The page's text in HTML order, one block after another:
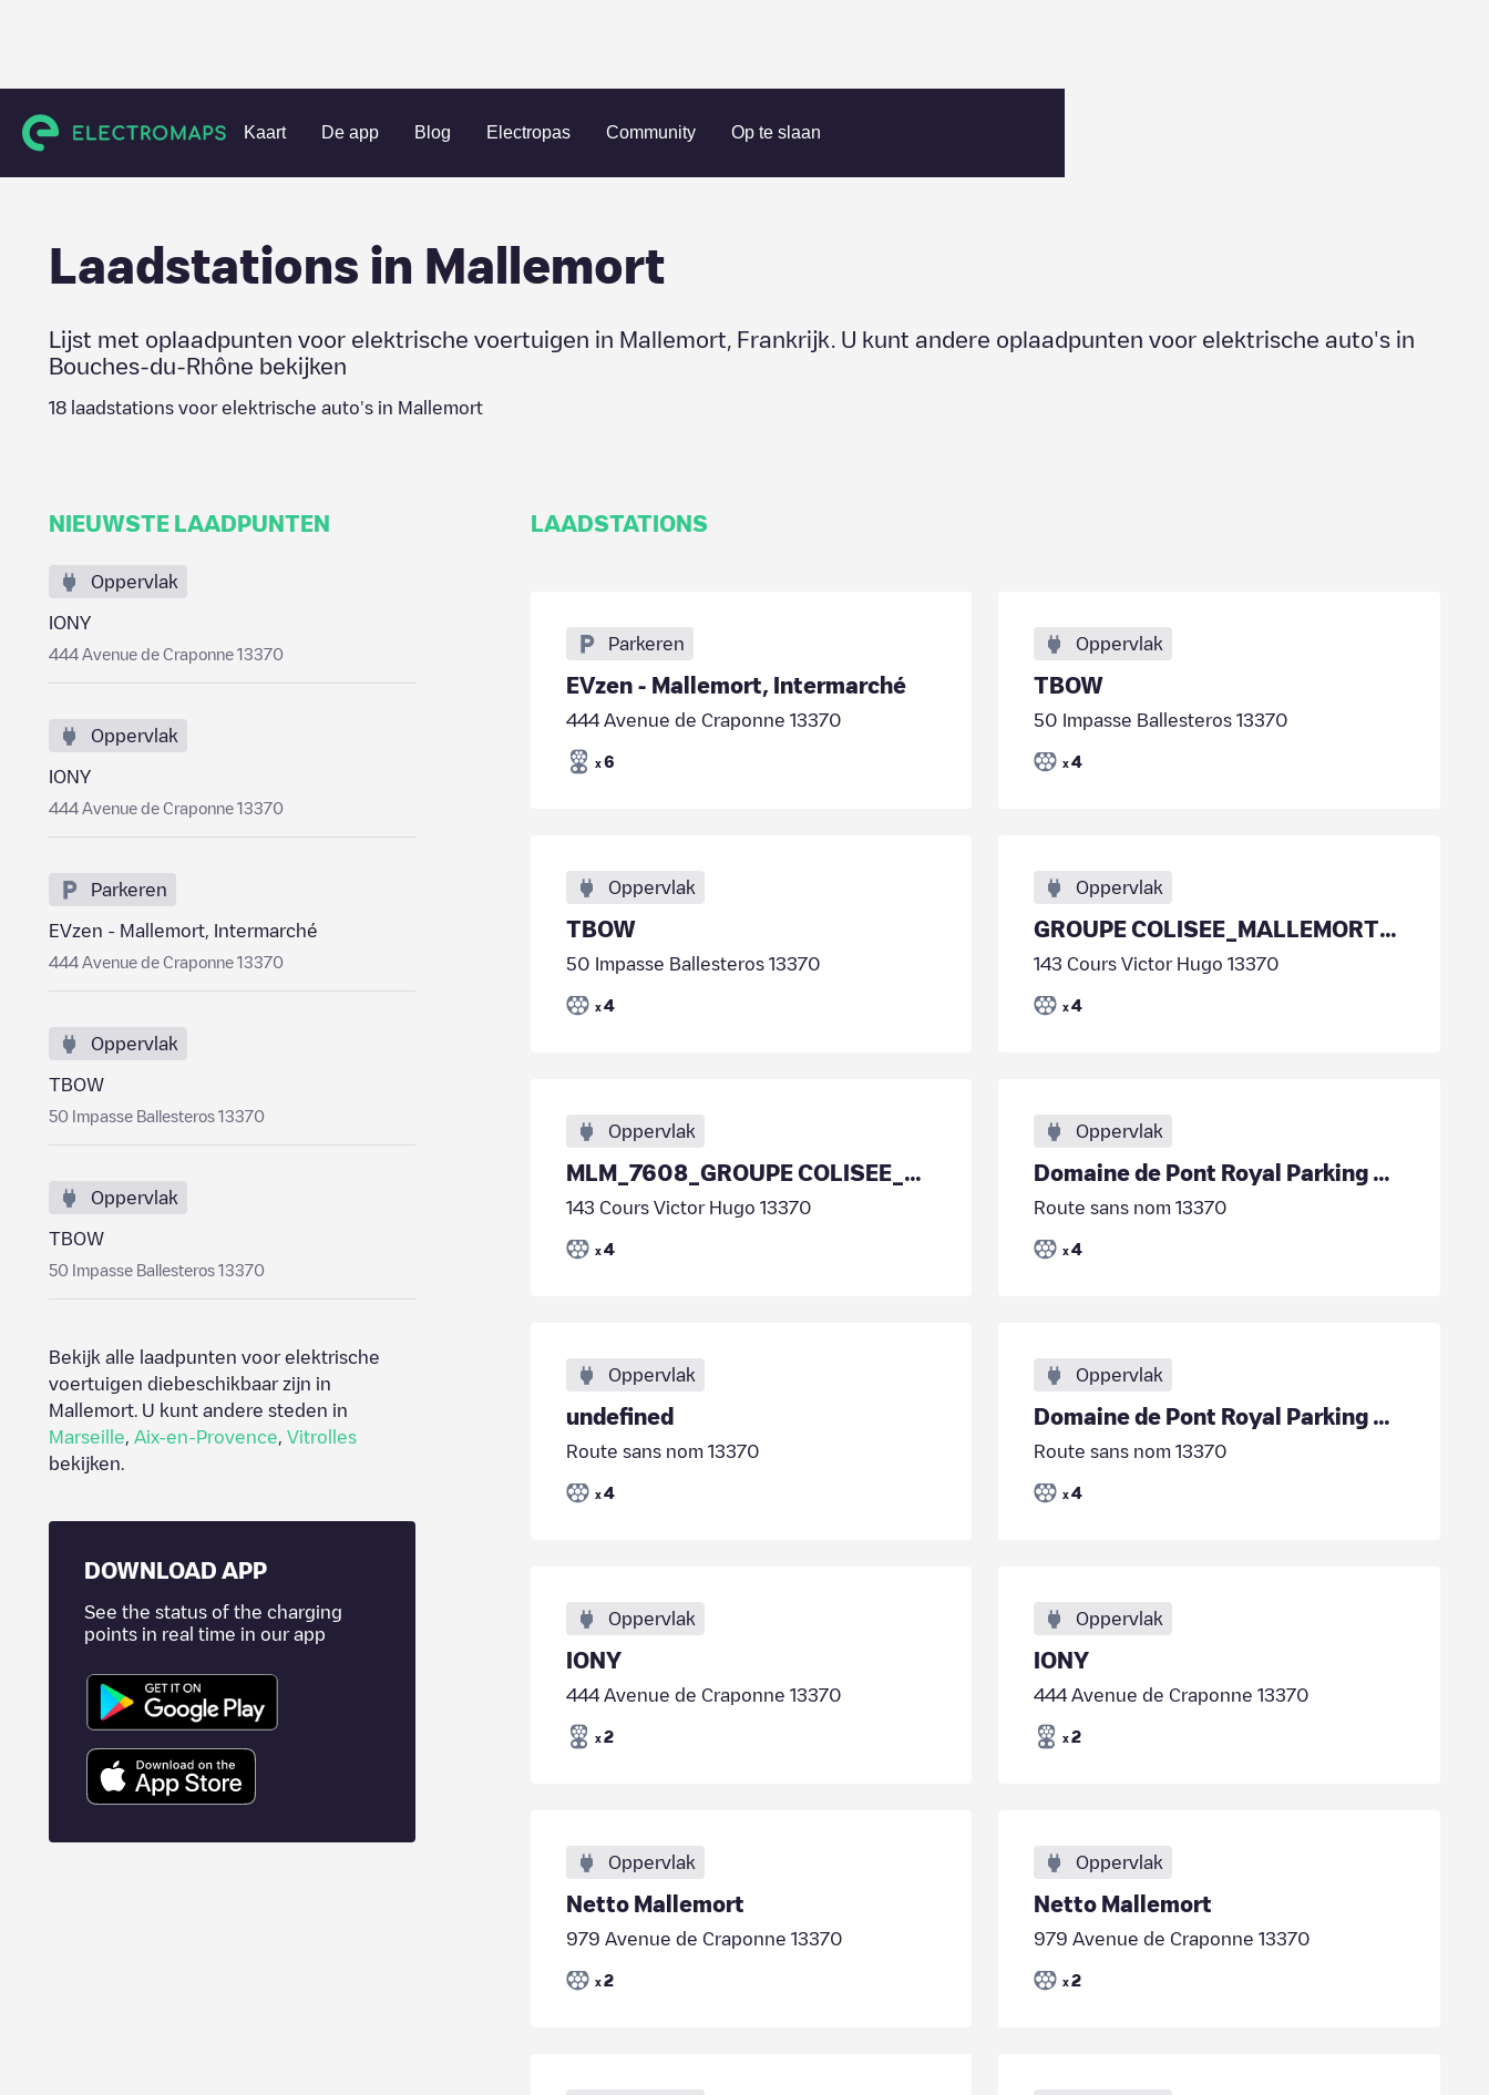
Kaart De app Blog Electropas Community Op te slaan
Charging stations Frankrijk Bouches-du-Rhône Mallemort
Laadstations in Mallemort
Lijst met oplaadpunten voor elektrische voertuigen in Mallemort Frankrijk . U kunt andere oplaadpunten voor elektrische auto's in
Bouches-du-Rhône bekijken
18 laadstations voor elektrische auto's in Mallemort
NIEUWSTE LAADPUNTEN
Oppervlak
IONY
444 Avenue de Craponne 13370
Oppervlak
IONY
444 Avenue de Craponne 13370
Parkeren
EVzen - Mallemort, Intermarché
444 Avenue de Craponne 13370
Oppervlak
TBOW
50 Impasse Ballesteros 13370
Oppervlak
TBOW
50 Impasse Ballesteros 13370
Bekijk alle laadpunten voor elektrische
voertuigen diebeschikbaar zijn in
Mallemort . U kunt andere steden in
Marseille
Aix-en-Provence Vitrolles
bekijken.
DOWNLOAD APP
See the status of the charging
points in real time in our app
LAADSTATIONS
Parkeren
EVzen - Mallemort, Intermarché
444 Avenue de Craponne 13370
x 6
Oppervlak
TBOW
50 Impasse Ballesteros 13370
x 4
Oppervlak
TBOW
50 Impasse Ballesteros 13370
x 4
Oppervlak
GROUPE COLISEE_MALLEMORT_LES LAVANDINS
143 Cours Victor Hugo 13370
x 4
Oppervlak
MLM_7608_GROUPE COLISEE_MALLEMORT_LES LAVANDINS
143 Cours Victor Hugo 13370
x 4
Oppervlak
Domaine de Pont Royal Parking Golfeur
Route sans nom 13370
x 4
Oppervlak
undefined
Route sans nom 13370
x 4
Oppervlak
Domaine de Pont Royal Parking Golfeur
Route sans nom 13370
x 4
Oppervlak
IONY
444 Avenue de Craponne 13370
x 2
Oppervlak
IONY
444 Avenue de Craponne 13370
x 2
Oppervlak
Netto Mallemort
979 Avenue de Craponne 13370
x 2
Oppervlak
Netto Mallemort
979 Avenue de Craponne 13370
x 2